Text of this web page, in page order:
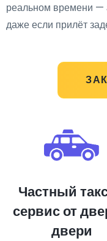
реальном времени —
даже если прилёт
Частный
сервис от
двери